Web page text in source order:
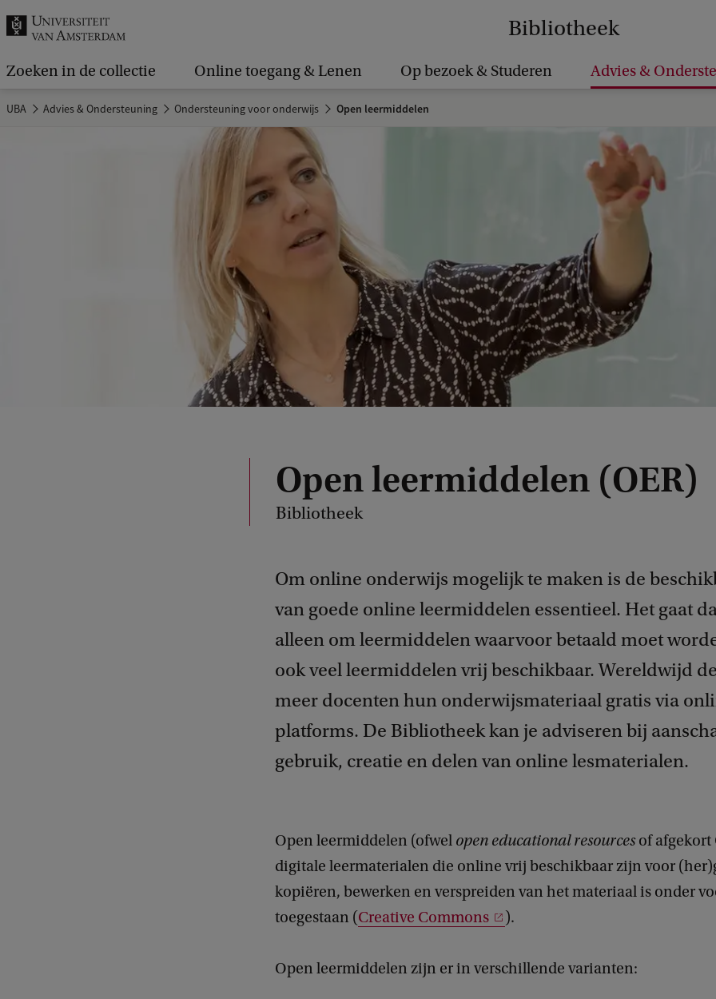
Bibliotheek
.
Zoeken in de collectie Online toegang & Lenen Op bezoek & Studeren Advies &
UBA Advies & Ondersteuning Ondersteuning voor onderwijs Open leermiddelen
Open leermiddelen (OER)
Bibliotheek
Om online onderwijs mogelijk te maken is de
van goede online leermiddelen essentieel. Het gaat
alleen om leermiddelen waarvoor betaald moet
ook veel leermiddelen vrij beschikbaar. Wereldwijd
meer docenten hun onderwijsmateriaal gratis via
platforms. De Bibliotheek kan je adviseren bij
gebruik, creatie en delen van online lesmaterialen.
Open leermiddelen (ofwel open educational resourcesof afgekort
digitale leermaterialen die online vrij beschikbaar zijn voor
kopiëren, bewerken en verspreiden van het materiaal is onder
toegestaan (Creative Commons ).
Open leermiddelen zijn er in verschillende varianten: